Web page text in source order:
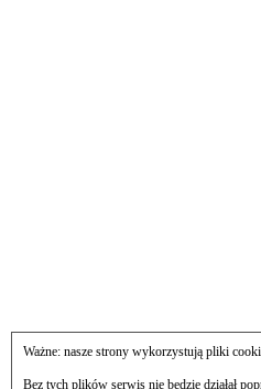
Ważne: nasze strony wykorzystują pliki
Bez tych plików serwis nie będzie działał